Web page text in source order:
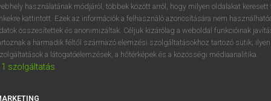
ageskeresése szótárainkban
használatának módjáról, többek között arról, hogy milyen oldalakat keresett
kattintott. Ezek az információk a felhasználó azonosítására nem
összesítettek és anonimizáltak. Céljuk kizárólag a weboldal funkcióinak
a harmadik féltől származó elemzési szolgáltatásokhoz tartozó sütik;
a látogatóelemzések, a hőtérképek és a közösségi médiaanalitika.
1 szolgáltatás
a s d f g h j k l é
í y x c v b n m , .